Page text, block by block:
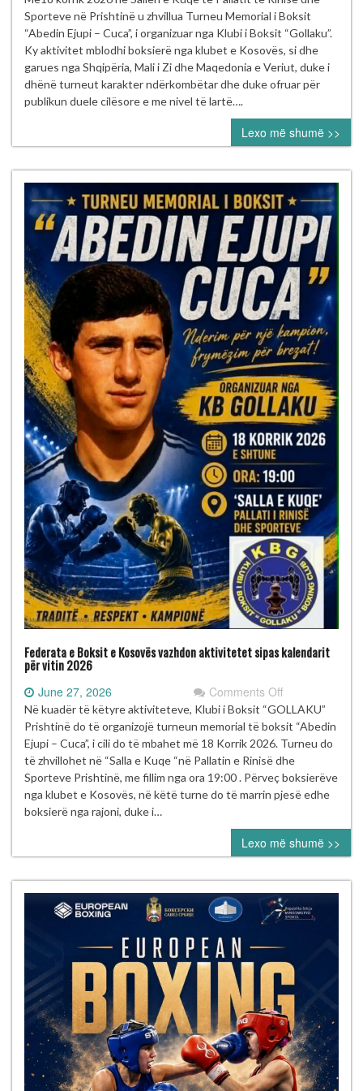
Memorial
“Abedin
Ejupi
–
Cuca”
Sporteve në Prishtinë u zhvillua Turneu Memorial i Boksit
“Abedin Ejupi – Cuca”, i organizuar nga Klubi i Boksit “Gollaku”.
Ky aktivitet mblodhi boksierë nga klubet e Kosovës, si dhe
garues nga Shqipëria, Mali i Zi dhe Maqedonia e Veriut, duke i
dhënë turneut karakter ndërkombëtar dhe duke ofruar për
publikun duele cilësore e me nivel të lartë….
Lexo më shumë >>
Federata e Boksit e Kosovës vazhdon aktivitetet sipas kalendarit
për vitin 2026
June 27, 2026 Comments Offon
Federata
e
Boksit
e
Kosovës
vazhdon
sipas
kalendarit
për
vitin
2026
Në kuadër të këtyre aktiviteteve, Klubi i Boksit “GOLLAKU”
Prishtinë do të organizojë turneun memorial të boksit “Abedin
Ejupi – Cuca”, i cili do të mbahet më 18 Korrik 2026. Turneu do
të zhvillohet në “Salla e Kuqe “në Pallatin e Rinisë dhe
Sporteve Prishtinë, me fillim nga ora 19:00 . Përveç boksierëve
nga klubet e Kosovës, në këtë turne do të marrin pjesë edhe
boksierë nga rajoni, duke i…
Lexo më shumë >>